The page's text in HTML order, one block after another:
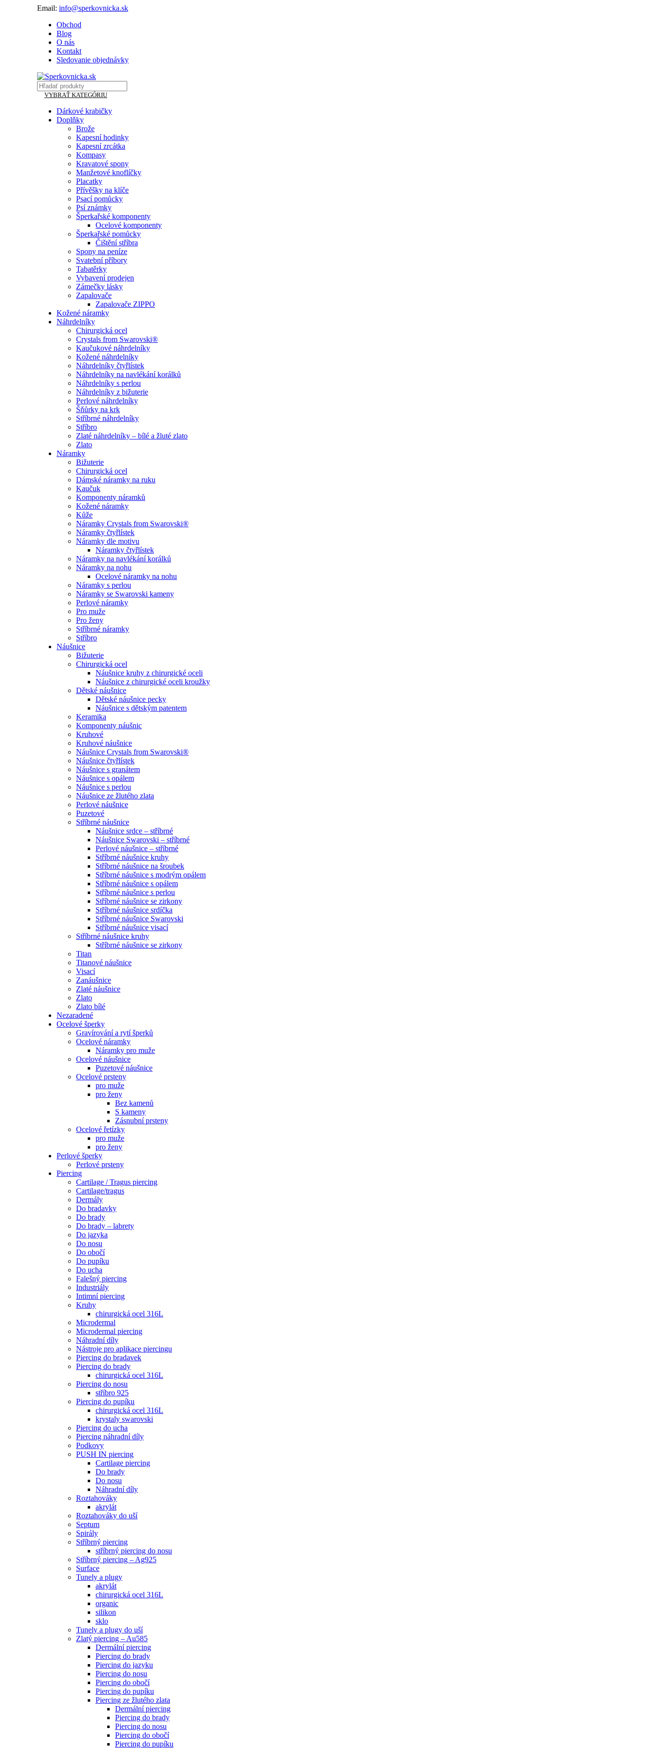
Email: info@sperkovnicka.sk
Obchod
Blog
O nás
Kontakt
Sledovanie objednávky
VYBRAŤ KATEGÓRIU
Dárkové krabičky
Doplňky
Brože
Kapesní hodinky
Kapesní zrcátka
Kompasy
Kravatové spony
Manžetové knoflíčky
Placatky
Přívěšky na klíče
Psací pomůcky
Psí známky
Šperkařské komponenty
Ocelové komponenty
Šperkařské pomůcky
Čištění stříbra
Spony na peníze
Svatební příbory
Tabatěrky
Vybavení prodejen
Zámečky lásky
Zapalovače
Zapalovače ZIPPO
Kožené náramky
Náhrdelníky
Chirurgická ocel
Crystals from Swarovski®
Kaučukové náhrdelníky
Kožené náhrdelníky
Náhrdelníky čtyřlístek
Náhrdelníky na navlékání korálků
Náhrdelníky s perlou
Náhrdelníky z bižuterie
Perlové náhrdelníky
Šňůrky na krk
Stříbrné náhrdelníky
Stříbro
Zlaté náhrdelníky – bílé a žluté zlato
Zlato
Náramky
Bižuterie
Chirurgická ocel
Dámské náramky na ruku
Kaučuk
Komponenty náramků
Kožené náramky
Kůže
Náramky Crystals from Swarovski®
Náramky čtyřlístek
Náramky dle motivu
Náramky čtyřlístek
Náramky na navlékání korálků
Náramky na nohu
Ocelové náramky na nohu
Náramky s perlou
Náramky se Swarovski kameny
Perlové náramky
Pro muže
Pro ženy
Stříbrné náramky
Stříbro
Náušnice
Bižuterie
Chirurgická ocel
Náušnice kruhy z chirurgické oceli
Náušnice z chirurgické oceli kroužky
Dětské náušnice
Dětské náušnice pecky
Náušnice s dětským patentem
Keramika
Komponenty náušnic
Kruhové
Kruhové náušnice
Náušnice Crystals from Swarovski®
Náušnice čtyřlístek
Náušnice s granátem
Náušnice s opálem
Náušnice s perlou
Náušnice ze žlutého zlata
Perlové náušnice
Puzetové
Stříbrné náušnice
Náušnice srdce – stříbrné
Náušnice Swarovski – stříbrné
Perlové náušnice – stříbrné
Stříbrné náušnice kruhy
Stříbrné náušnice na šroubek
Stříbrné náušnice s modrým opálem
Stříbrné náušnice s opálem
Stříbrné náušnice s perlou
Stříbrné náušnice se zirkony
Stříbrné náušnice srdíčka
Stříbrné náušnice Swarovski
Stříbrné náušnice visací
Stříbrné náušnice kruhy
Stříbrné náušnice se zirkony
Titan
Titanové náušnice
Visací
Zanáušnice
Zlaté náušnice
Zlato
Zlato bílé
Nezaradené
Ocelové šperky
Gravírování a rytí šperků
Ocelové náramky
Náramky pro muže
Ocelové náušnice
Puzetové náušnice
Ocelové prsteny
pro muže
pro ženy
Bez kamenů
S kameny
Zásnubní prsteny
Ocelové řetízky
pro muže
pro ženy
Perlové šperky
Perlové prsteny
Piercing
Cartilage / Tragus piercing
Cartilage/tragus
Dermály
Do bradavky
Do brady
Do brady – labrety
Do jazyka
Do nosu
Do obočí
Do pupíku
Do ucha
Falešný piercing
Industriály
Intimní piercing
Kruhy
chirurgická ocel 316L
Microdermal
Microdermal piercing
Náhradní díly
Nástroje pro aplikace piercingu
Piercing do bradavek
Piercing do brady
chirurgická ocel 316L
Piercing do nosu
stříbro 925
Piercing do pupíku
chirurgická ocel 316L
krystaly swarovski
Piercing do ucha
Piercing náhradní díly
Podkovy
PUSH IN piercing
Cartilage piercing
Do brady
Do nosu
Náhradní díly
Roztahováky
akrylát
Roztahováky do uší
Septum
Spirály
Stříbrný piercing
stříbrný piercing do nosu
Stříbrný piercing – Ag925
Surface
Tunely a plugy
akrylát
chirurgická ocel 316L
organic
silikon
sklo
Tunely a plugy do uší
Zlatý piercing – Au585
Dermální piercing
Piercing do brady
Piercing do jazyku
Piercing do nosu
Piercing do obočí
Piercing do pupíku
Piercing ze žlutého zlata
Dermální piercing
Piercing do brady
Piercing do nosu
Piercing do obočí
Piercing do pupíku